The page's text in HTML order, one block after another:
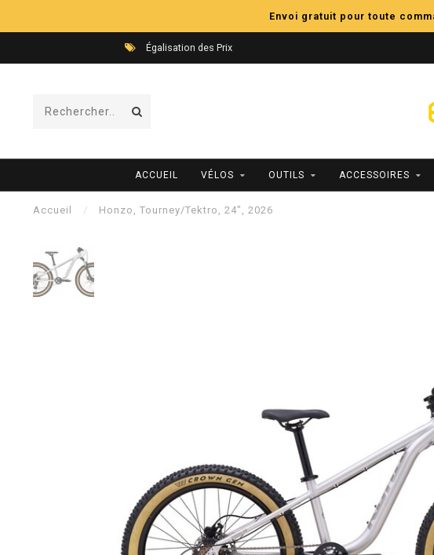
Envoi gratuit pour toute
Égalisation des Prix
ACCUEIL VÉLOS OUTILS ACCESSOIRES
Accueil / Honzo, Tourney/Tektro, 24", 2026